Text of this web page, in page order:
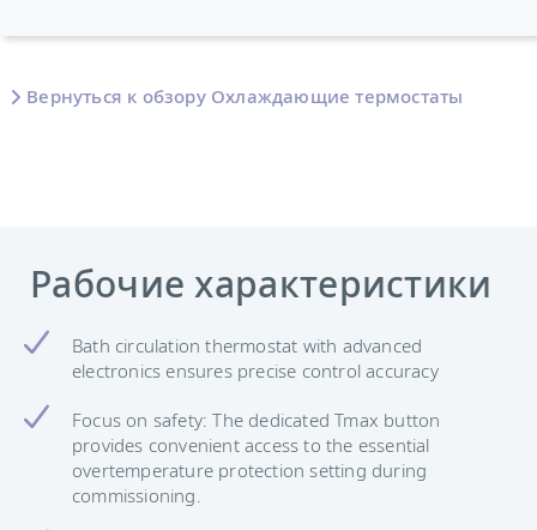
Вернуться к обзору Охлаждающие термостаты
Рабочие характеристики
Bath circulation thermostat with advanced
electronics ensures precise control accuracy
Focus on safety: The dedicated Tmax button
provides convenient access to the essential
overtemperature protection setting during
commissioning.